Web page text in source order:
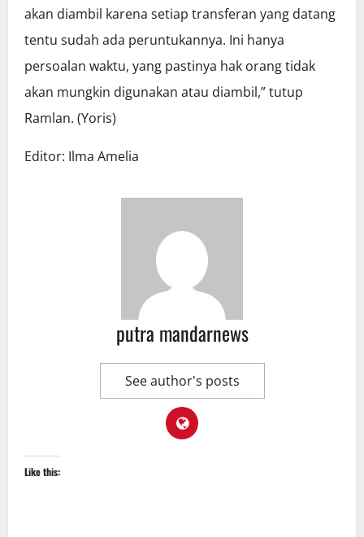
akan diambil karena setiap transferan yang datang
tentu sudah ada peruntukannya. Ini hanya
persoalan waktu, yang pastinya hak orang tidak
akan mungkin digunakan atau diambil,” tutup
Ramlan. (Yoris)
Editor: Ilma Amelia
putra mandarnews
See author's posts
Like this: